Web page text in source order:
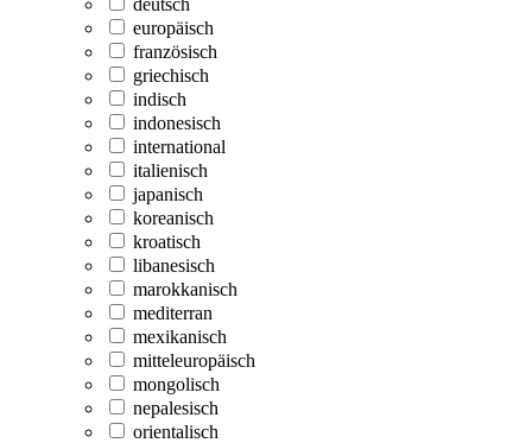
europäisch
französisch
griechisch
indisch
indonesisch
international
italienisch
japanisch
koreanisch
kroatisch
libanesisch
marokkanisch
mediterran
mexikanisch
mitteleuropäisch
mongolisch
nepalesisch
orientalisch